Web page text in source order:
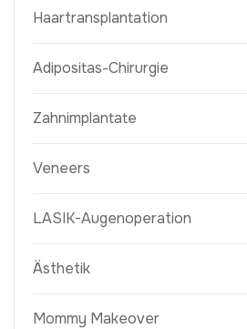
Haartransplantation
Adipositas-Chirurgie
Zahnimplantate
Veneers
LASIK-Augenoperation
Ästhetik
Mommy Makeover